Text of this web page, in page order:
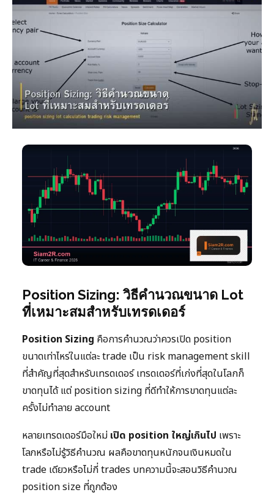
Position Sizing: วิธีคำนวณขนาด Lot
ที่เหมาะสมสำหรับเทรดเดอร์
Position Sizing คือการคำนวณว่าควรเปิด position
ขนาดเท่าไหร่ในแต่ละ trade เป็น risk management skill
ที่สำคัญที่สุดสำหรับเทรดเดอร์ เทรดเดอร์ที่เก่งที่สุดในโลกก็
ขาดทุนได้ แต่ position sizing ที่ดีทำให้การขาดทุนแต่ละ
ครั้งไม่ทำลาย account
หลายเทรดเดอร์มือใหม่ เปิด position ใหญ่เกินไป เพราะ
โลภหรือไม่รู้วิธีคำนวณ ผลคือขาดทุนหนักจนเงินหมดใน
trade เดียวหรือไม่กี่ trades บทความนี้จะสอนวิธีคำนวณ
position size ที่ถูกต้อง